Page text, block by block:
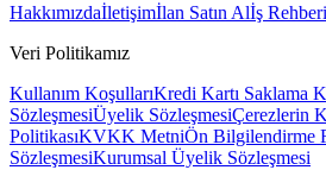
Hakkımızdaİletişimİlan Satın Alİş Rehberi
Veri Politikamız
Kullanım KoşullarıKredi Kartı Saklama
SözleşmesiÜyelik SözleşmesiÇerezlerin
PolitikasıKVKK MetniÖn Bilgilendirme
SözleşmesiKurumsal Üyelik Sözleşmesi